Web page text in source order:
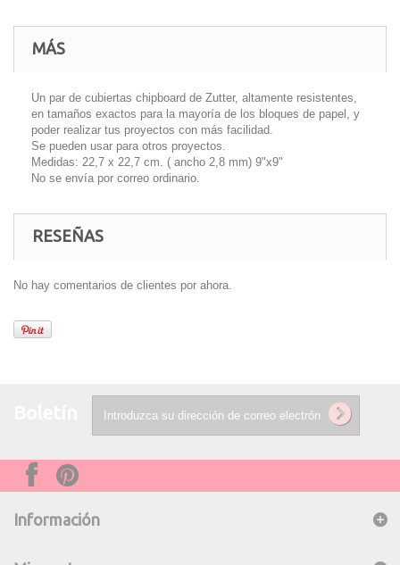
MÁS
Un par de cubiertas chipboard de Zutter, altamente resistentes,
en tamaños exactos para la mayoría de los bloques de papel, y
poder realizar tus proyectos con más facilidad.
Se pueden usar para otros proyectos.
Medidas: 22,7 x 22,7 cm. ( ancho 2,8 mm) 9"x9"
No se envía por correo ordinario.
RESEÑAS
No hay comentarios de clientes por ahora.
Información